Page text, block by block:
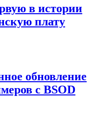
в истории
плату
обновление
с BSOD